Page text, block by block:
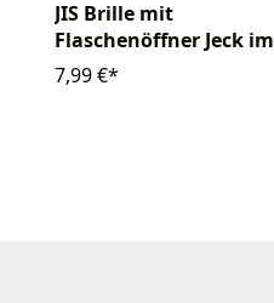
JIS Brille mit
Flaschenöffner Jeck im
Sunnesching
7,99 €*